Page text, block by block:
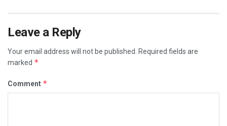
Leave a Reply
Your email address will not be published.
Required fields are
marked *
Comment *